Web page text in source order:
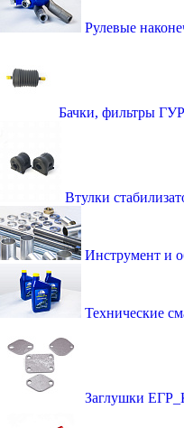
Рулевые
Бачки, фильтры ГУР
Втулки
Инструмент и
Технические
Заглушки